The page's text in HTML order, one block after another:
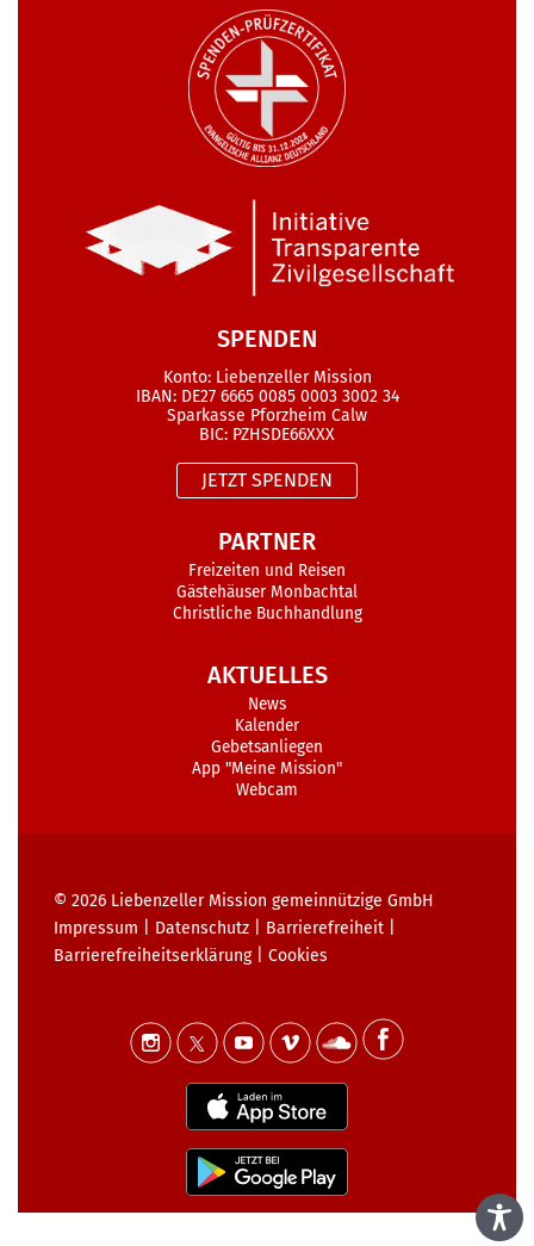
SPENDEN
Konto: Liebenzeller Mission
IBAN: DE27 6665 0085 0003 3002 34
Sparkasse Pforzheim Calw
BIC: PZHSDE66XXX
JETZT SPENDEN
PARTNER
Freizeiten und Reisen
Gästehäuser Monbachtal
Christliche Buchhandlung
AKTUELLES
News
Kalender
Gebetsanliegen
App "Meine Mission"
Webcam
© 2026 Liebenzeller Mission gemeinnützige GmbH
Impressum
Datenschutz Barrierefreiheit
Barrierefreiheits­erklärung| Cookies